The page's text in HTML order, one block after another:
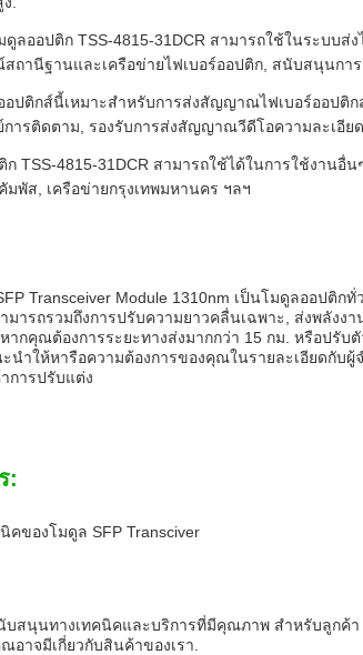
ลออปติก TSS-4815-31DCR สามารถใช้ในระบบ
สถานีฐานและเครือข่ายไฟเบอร์ออปติก, สนับสนุนก
อปติกส์นี้เหมาะสําหรับการส่งสัญญาณไฟเบอร์ออปติ
ารติดตาม, รองรับการส่งสัญญาณวีดีโอความละเอีย
TSS-4815-31DCR สามารถใช้ได้ในการใช้งานอื่
พัส, เครือข่ายกรุงเทพมหานคร ฯลฯ
Transceiver Module 1310nm เป็นโมดูลออป
มารถรวมถึงการปรับความยาวคลื่นเฉพาะ, ส่งพลัง
หากคุณต้องการระยะทางส่งมากกว่า 15 กม. หรือปรั
นําให้หารือความต้องการของคุณในรายละเอียดกับผู้
การปรับแต่ง
:
ของโมดูล SFP Transciver
บสนุนทางเทคนิคและบริการที่มีคุณภาพ สําหรับลูกค้า
อาจมีเกี่ยวกับสินค้าของเรา.